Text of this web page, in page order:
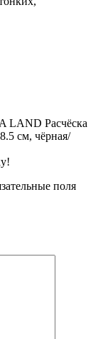
LAND Расчёска
см, чёрная/
поля